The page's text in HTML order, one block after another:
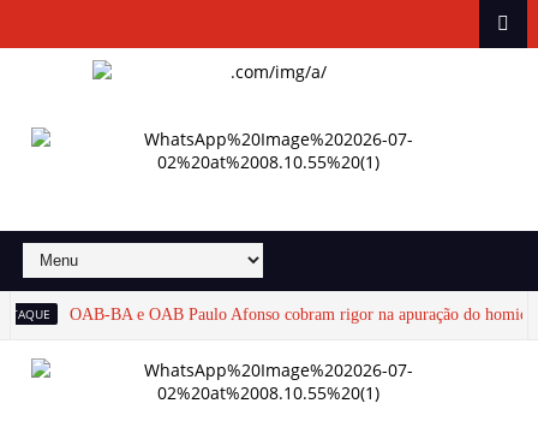
OAB-BA e OAB Paulo Afonso cobram rigor na apuração do homicídio